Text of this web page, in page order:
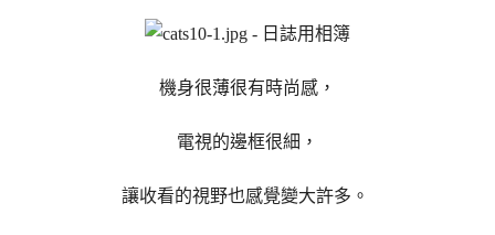
機身很薄很有時尚感，
電視的邊框很細，
讓收看的視野也感覺變大許多。